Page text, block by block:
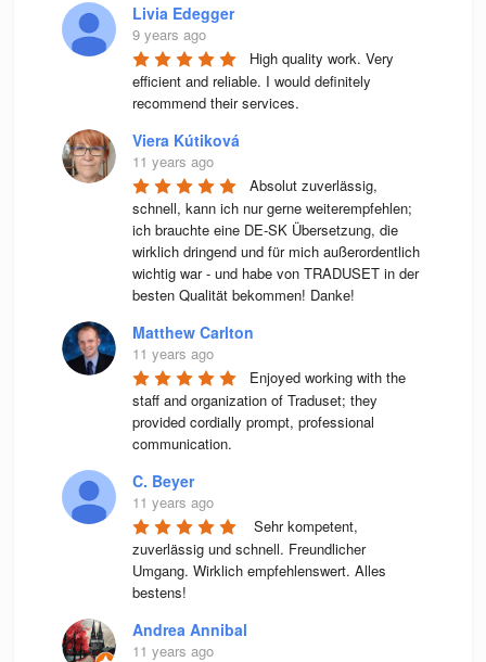
Livia Edegger
9 years ago
High quality work. Very
efficient and reliable. I would definitely
recommend their services.
Viera Kútiková
11 years ago
Absolut zuverlässig,
schnell, kann ich nur gerne weiterempfehlen;
ich brauchte eine DE-SK Übersetzung, die
wirklich dringend und für mich außerordentlich
wichtig war - und habe von TRADUSET in der
besten Qualität bekommen! Danke!
Matthew Carlton
11 years ago
Enjoyed working with the
staff and organization of Traduset; they
provided cordially prompt, professional
communication.
C. Beyer
11 years ago
Sehr kompetent,
zuverlässig und schnell. Freundlicher
Umgang. Wirklich empfehlenswert. Alles
bestens!
Andrea Annibal
11 years ago